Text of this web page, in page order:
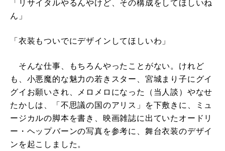
「リサイタルやるんやけど、その構成をしてほしいね
ん」
「衣装もついでにデザインしてほしいわ」
そんな仕事、もちろんやったことがない。けれど
も、小悪魔的な魅力の若きスター、宮城まり子にグイ
グイお願いされ、メロメロになった（当人談）やなせ
たかしは、「不思議の国のアリス」を下敷きに、ミュ
ージカルの脚本を書き、映画雑誌に出ていたオードリ
ー・ヘップバーンの写真を参考に、舞台衣装のデザイ
ンを起こしました。